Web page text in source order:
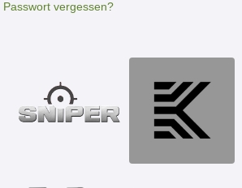
Passwort vergessen?